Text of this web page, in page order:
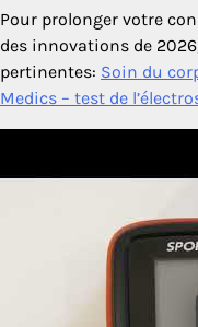
Pour prolonger votre
des innovations de
pertinentes: Soin du
Medics – test de